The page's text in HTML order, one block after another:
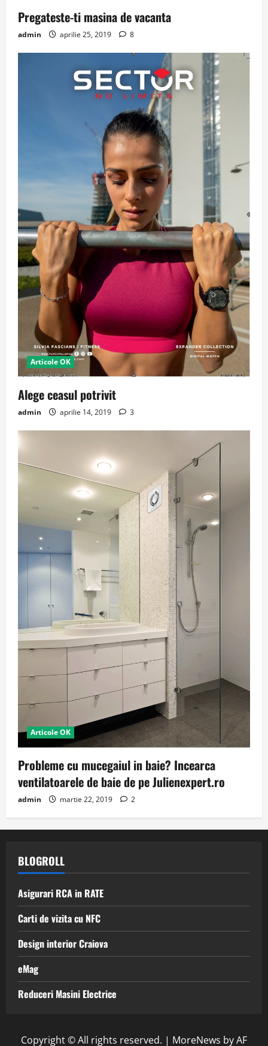
Pregateste-ti masina de vacanta
admin aprilie 25, 2019 8
Articole OK
Alege ceasul potrivit
admin aprilie 14, 2019 3
Articole OK
Probleme cu mucegaiul in baie? Incearca
ventilatoarele de baie de pe Julienexpert.ro
admin martie 22, 2019 2
BLOGROLL
Asigurari RCA in RATE
Carti de vizita cu NFC
Design interior Craiova
eMag
Reduceri Masini Electrice
Copyright © All rights reserved. | MoreNews by AF